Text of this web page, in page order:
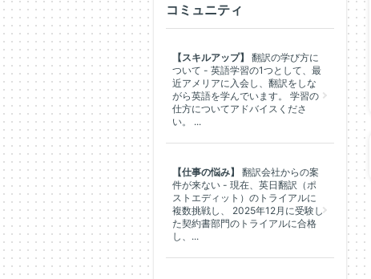
コミュニティ
【スキルアップ】
翻訳の学び方に
ついて - 英語学習の1つとして、最
近アメリアに入会し、翻訳をしな
がら英語を学んでいます。 学習の
仕方についてアドバイスくださ
い。 ...
【仕事の悩み】
翻訳会社からの案
件が来ない - 現在、英日翻訳（ポ
ストエディット）のトライアルに
複数挑戦し、 2025年12月に受験し
た契約書部門のトライアルに合格
し、...